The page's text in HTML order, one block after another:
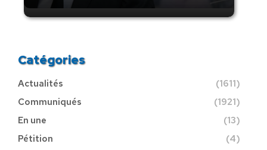
Catégories
Actualités
(1611)
Communiqués
(1921)
En une
(13)
Pétition
(4)